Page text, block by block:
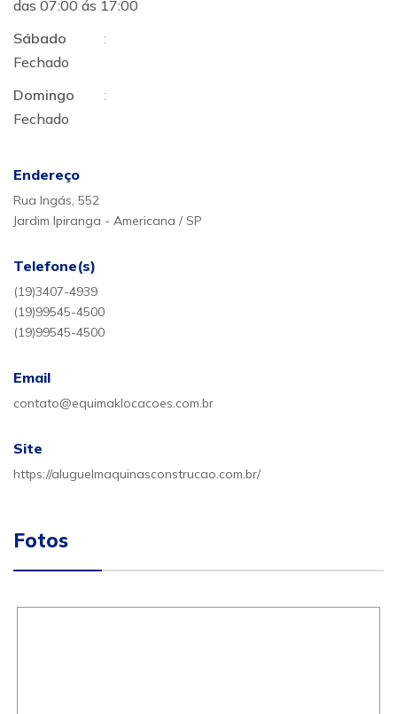
das 07:00 ás 17:00
Sábado
:
Fechado
Domingo
:
Fechado
Endereço
Rua Ingás, 552
Jardim Ipiranga - Americana / SP
Telefone(s)
(19)3407-4939
(19)99545-4500
(19)99545-4500
Email
contato@equimaklocacoes.com.br
Site
https://aluguelmaquinasconstrucao.com.br/
Fotos